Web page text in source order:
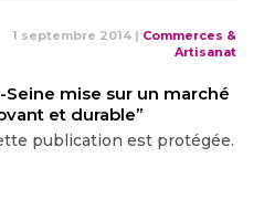
1 septembre 2014 | Commerces &
Artisanat
mise sur un marché
et durable”
publication est protégée.